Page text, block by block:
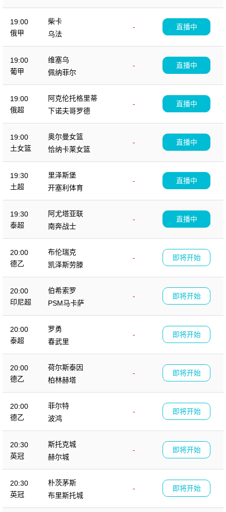
19:00
俄甲
柴卡
-
乌法
直播中
19:00
葡甲
维塞乌
-
佩纳菲尔
直播中
19:00
俄超
阿克伦托格里蒂
-
下诺夫哥罗德
直播中
19:00
土女篮
奥尔曼女篮
-
恰纳卡莱女篮
直播中
19:30
土超
里泽斯堡
-
开塞利体育
直播中
19:30
泰超
阿尤塔亚联
-
南奔战士
直播中
20:00
德乙
布伦瑞克
-
凯泽斯劳滕
即将开始
20:00
印尼超
伯希索罗
-
PSM马卡萨
即将开始
20:00
泰超
罗勇
-
春武里
即将开始
20:00
德乙
荷尔斯泰因
-
柏林赫塔
即将开始
20:00
德乙
菲尔特
-
波鸿
即将开始
20:30
英冠
斯托克城
-
赫尔城
即将开始
20:30
英冠
朴茨茅斯
-
布里斯托城
即将开始